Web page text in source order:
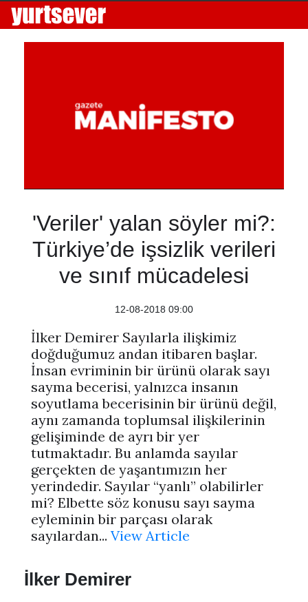
'Veriler' yalan söyler mi?:
Türkiye’de işsizlik verileri
ve sınıf mücadelesi
12-08-2018 09:00
İlker Demirer Sayılarla ilişkimiz
doğduğumuz andan itibaren başlar.
İnsan evriminin bir ürünü olarak sayı
sayma becerisi, yalnızca insanın
soyutlama becerisinin bir ürünü değil,
aynı zamanda toplumsal ilişkilerinin
gelişiminde de ayrı bir yer
tutmaktadır. Bu anlamda sayılar
gerçekten de yaşantımızın her
yerindedir. Sayılar “yanlı” olabilirler
mi? Elbette söz konusu sayı sayma
eyleminin bir parçası olarak
sayılardan... View Article
İlker Demirer